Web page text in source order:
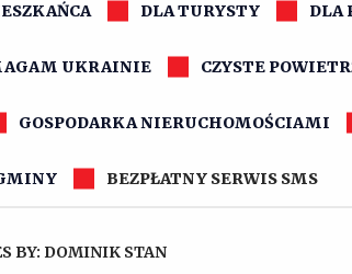
DLA TURYSTY DLA
UKRAINIE CZYSTE
GOSPODARKA NIERUCHOMOŚCIAMI
BEZPŁATNY SERWIS SMS
BY: DOMINIK STAN